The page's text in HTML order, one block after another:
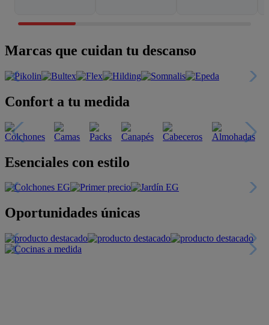
Marcas que cuidan tu descanso
Confort a tu medida
Esenciales con estilo
Oportunidades únicas